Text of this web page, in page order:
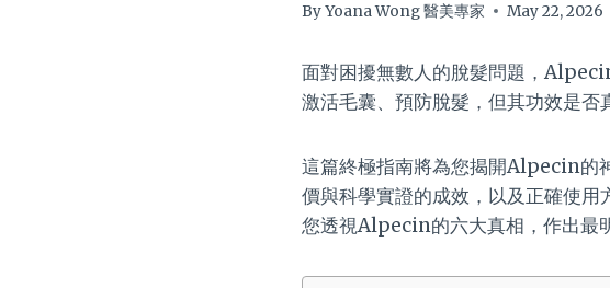
ByYoana Wong 醫美專家 May 22, 2026
面對困擾無數人的脫髮問題，
激活毛囊、預防脫髮，但其功效是否
這篇終極指南將為您揭開Alpecin的
價與科學實證的成效，以及正確使
您透視Alpecin的六大真相，作出最